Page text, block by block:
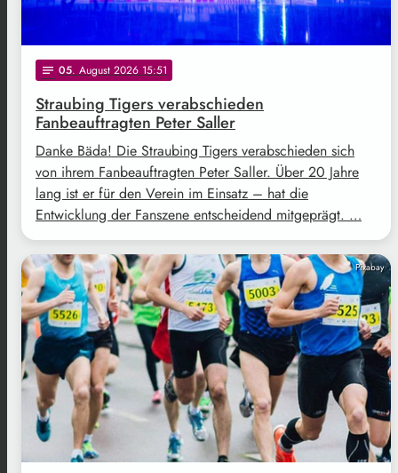
notes 05. August 2026 15:51
Straubing Tigers verabschieden
Fanbeauftragten Peter Saller
Danke Bäda! Die Straubing Tigers verabschieden sich
von ihrem Fanbeauftragten Peter Saller. Über 20 Jahre
lang ist er für den Verein im Einsatz – hat die
Entwicklung der Fanszene entscheidend mitgeprägt. …
Pixabay